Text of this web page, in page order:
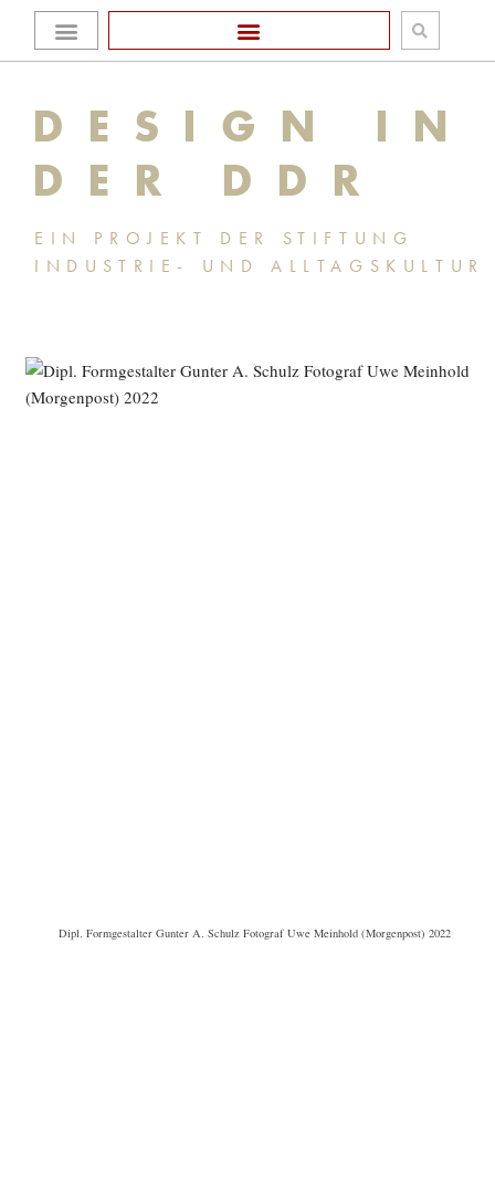
Zum
springen
DESIGN IN
DER DDR
EIN PROJEKT DER STIFTUNG
INDUSTRIE- UND ALLTAGSKULTUR
Dipl. Formgestalter Gunter A. Schulz Fotograf Uwe Meinhold (Morgenpost) 2022